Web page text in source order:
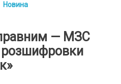
Новина
— МЗС
розшифровки